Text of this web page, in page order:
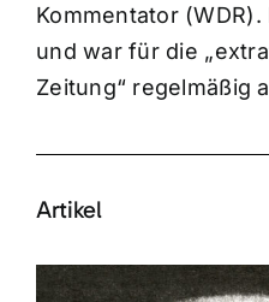
Kommentator
und war für die
Zeitung“ regelmäßig
Artikel